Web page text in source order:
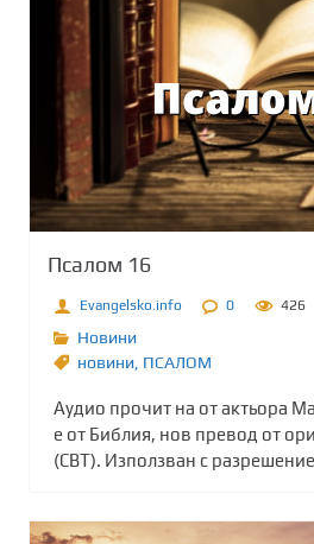
Псалом 16
Evangelsko.info 0 426
Новини
новини ПСАЛОМ
Аудио прочит на от актьора
е от Библия, нов превод от
(СВТ). Използван с